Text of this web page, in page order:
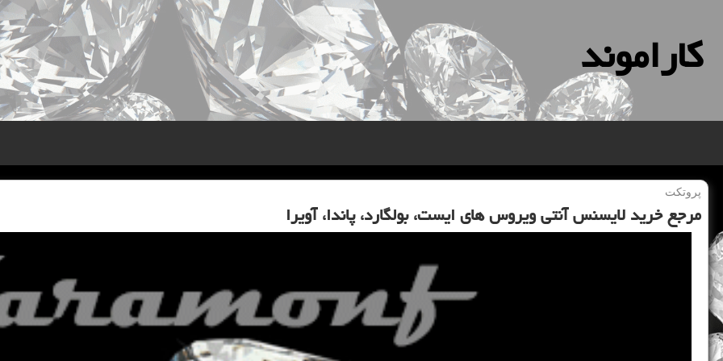
كاراموند
پروتكت
مرجع خرید لایسنس آنتی ویروس های ایست، بولگارد، پاندا، آویرا